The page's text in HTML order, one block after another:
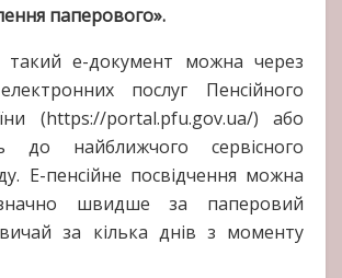
паперового».
такий е-документ можна через
послуг Пенсійного
(https://portal.pfu.gov.ua/) або
до найближчого сервісного
Е-пенсійне посвідчення можна
швидше за паперовий
за кілька днів з моменту